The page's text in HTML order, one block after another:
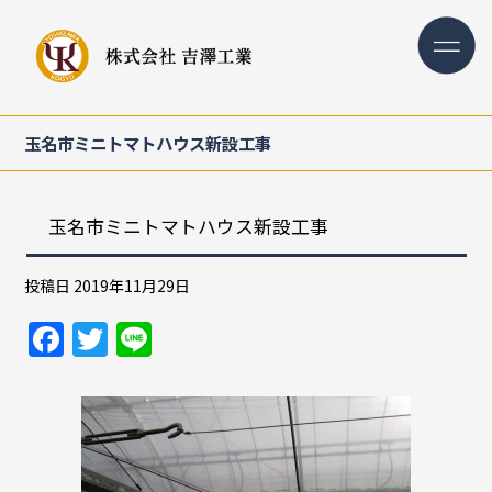
玉名市ミニトマトハウス新設工事
玉名市ミニトマトハウス新設工事
投稿日 2019年11月29日
F
a
c
e
b
T
w
itt
er
e